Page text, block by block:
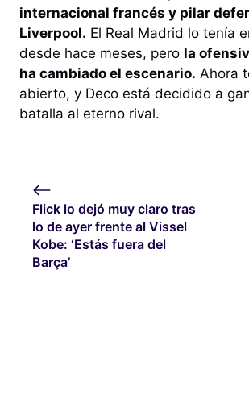
internacional francés y pilar
Liverpool. El Real Madrid lo tenía
desde hace meses, pero la
ha cambiado el escenario. Ahora
abierto, y Deco está decidido a
batalla al eterno rival.
Flick lo dejó muy claro tras
lo de ayer frente al Vissel
Kobe: ‘Estás fuera del
Barça’